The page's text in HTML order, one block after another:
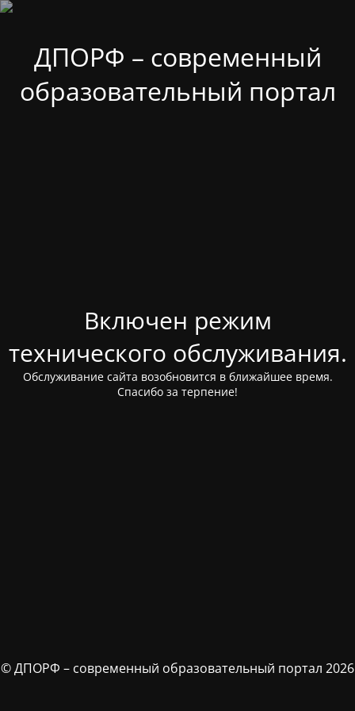
ДПОРФ – современный
образовательный портал
Включен режим
технического обслуживания.
Обслуживание сайта возобновится в ближайшее время.
Спасибо за терпение!
© ДПОРФ – современный образовательный портал 2026